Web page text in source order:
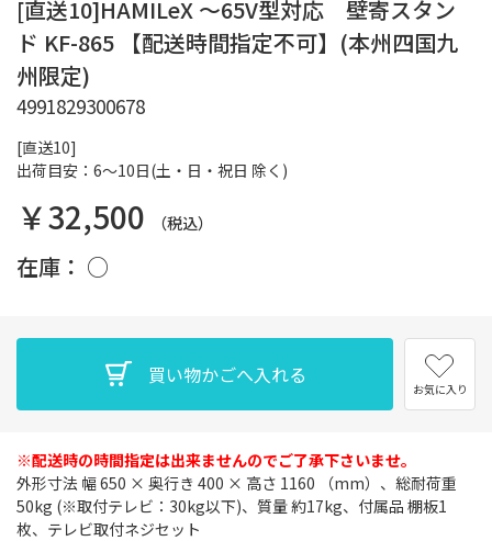
[直送10]
出荷目安：6～10日(土・日・祝日 除く)
[直送10]HAMILeX ～65V型対応 壁寄スタン
ド KF-865 【配送時間指定不可】(本州四国九
州限定)
4991829300678
￥32,500 （税込）
在庫： ○
お気に入り
※配送時の時間指定は出来ませんのでご了承下さいませ。
外形寸法 幅 650 × 奥行き 400 × 高さ 1160 （mm）、総耐荷重
50kg (※取付テレビ：30kg以下)、質量 約17kg、付属品 棚板1
枚、テレビ取付ネジセット